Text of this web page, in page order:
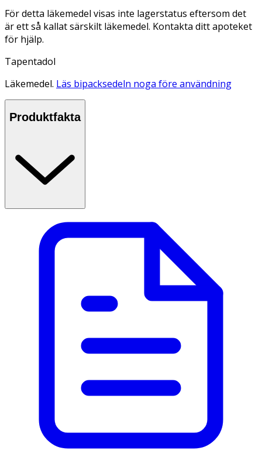
För detta läkemedel visas inte lagerstatus eftersom det
är ett så kallat särskilt läkemedel. Kontakta ditt apoteket
för hjälp.
Tapentadol
Läkemedel. Läs bipacksedeln noga före användning
Produktfakta